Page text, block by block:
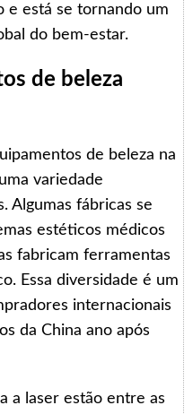
e está se tornando um
do bem-estar.
de beleza
de beleza na
variedade
Algumas fábricas se
estéticos médicos
fabricam ferramentas
Essa diversidade é um
internacionais
da China ano após
a laser estão entre as